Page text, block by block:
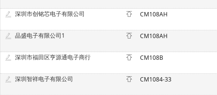
深圳市创铭芯电子有限公司 CM108AH
品盛电子有限公司1 CM108AH
深圳市福田区亨源通电子商行 CM108B
深圳智祥电子有限公司 CM1084-33